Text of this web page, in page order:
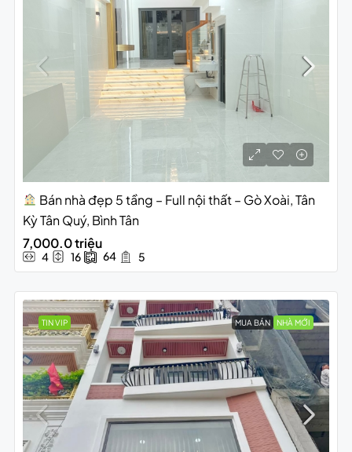
Bán nhà đẹp 5 tầng – Full nội thất – Gò Xoài, Tân
Kỳ Tân Quý, Bình Tân
7,000.0 triệu
4 16 64 5
TIN VIP MUA BÁN NHÀ MỚI